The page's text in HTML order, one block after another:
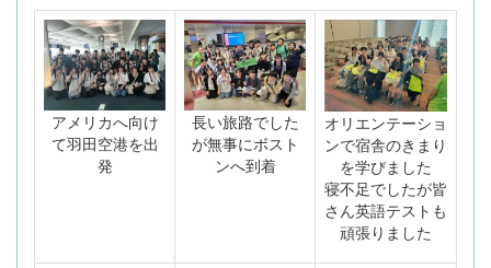
アメリカへ向け
て羽田空港を出
発
長い旅路でした
が無事にボスト
ンへ到着
オリエンテーショ
ンで宿舎のきまり
を学びました
寝不足でしたが皆
さん英語テストも
頑張りました